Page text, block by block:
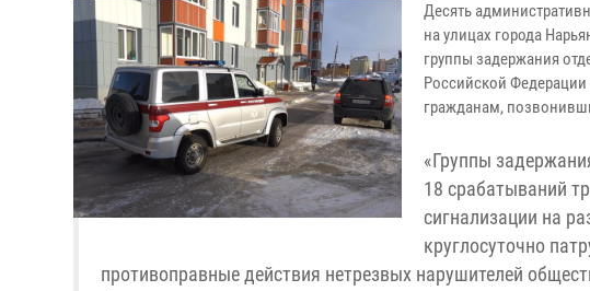
Десять
на улицах города
группы задержания
Российской
гражданам,
«Группы
18 срабатываний
сигнализации на
круглосуточно
противоправные действия нетрезвых нарушителей